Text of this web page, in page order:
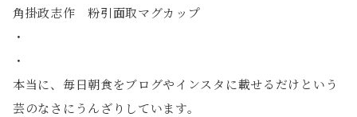
角掛政志作 粉引面取マグカップ
・
・
本当に、毎日朝食をブログやインスタに載せるだけという
芸のなさにうんざりしています。